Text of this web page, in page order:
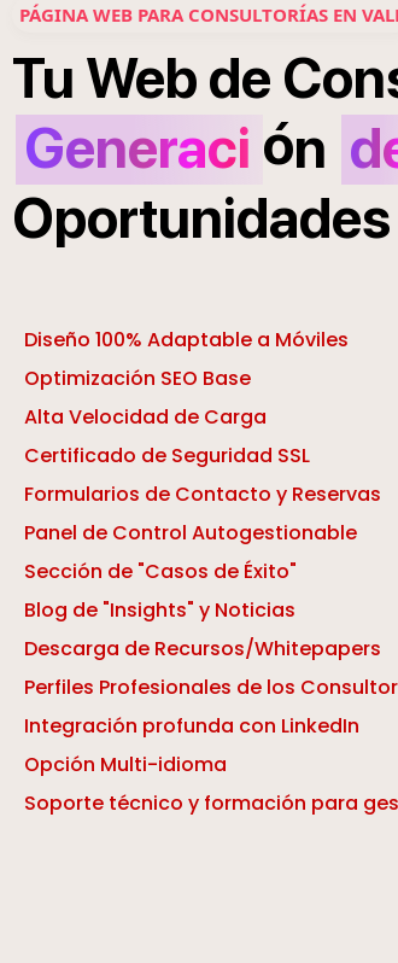
PÁGINA WEB PARA CONSULTORÍAS EN
Tu Web de
Generaci ón
Oportunidades
Diseño 100% Adaptable a Móviles
Optimización SEO Base
Alta Velocidad de Carga
Certificado de Seguridad SSL
Formularios de Contacto y Reservas
Panel de Control Autogestionable
Sección de "Casos de Éxito"
Blog de "Insights" y Noticias
Descarga de Recursos/Whitepapers
Perfiles Profesionales de los
Integración profunda con LinkedIn
Opción Multi-idioma
Soporte técnico y formación para